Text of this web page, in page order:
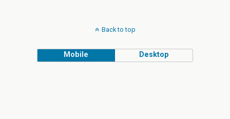
Back to top
Mobile Desktop